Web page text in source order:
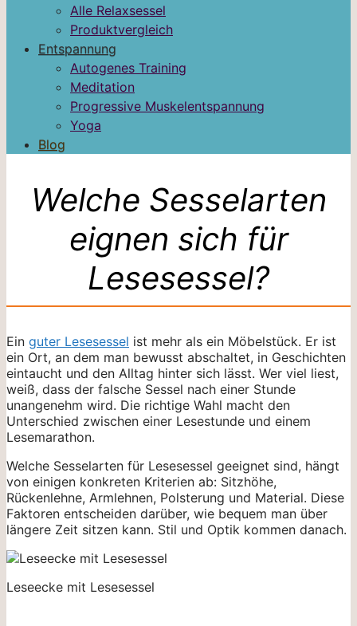
Alle Relaxsessel
Produktvergleich
Entspannung
Autogenes Training
Meditation
Progressive Muskelentspannung
Yoga
Blog
Welche Sesselarten
eignen sich für
Lesesessel?
Ein guter Lesesessel ist mehr als ein Möbelstück. Er ist
ein Ort, an dem man bewusst abschaltet, in Geschichten
eintaucht und den Alltag hinter sich lässt. Wer viel liest,
weiß, dass der falsche Sessel nach einer Stunde
unangenehm wird. Die richtige Wahl macht den
Unterschied zwischen einer Lesestunde und einem
Lesemarathon.
Welche Sesselarten für Lesesessel geeignet sind, hängt
von einigen konkreten Kriterien ab: Sitzhöhe,
Rückenlehne, Armlehnen, Polsterung und Material. Diese
Faktoren entscheiden darüber, wie bequem man über
längere Zeit sitzen kann. Stil und Optik kommen danach.
Leseecke mit Lesesessel